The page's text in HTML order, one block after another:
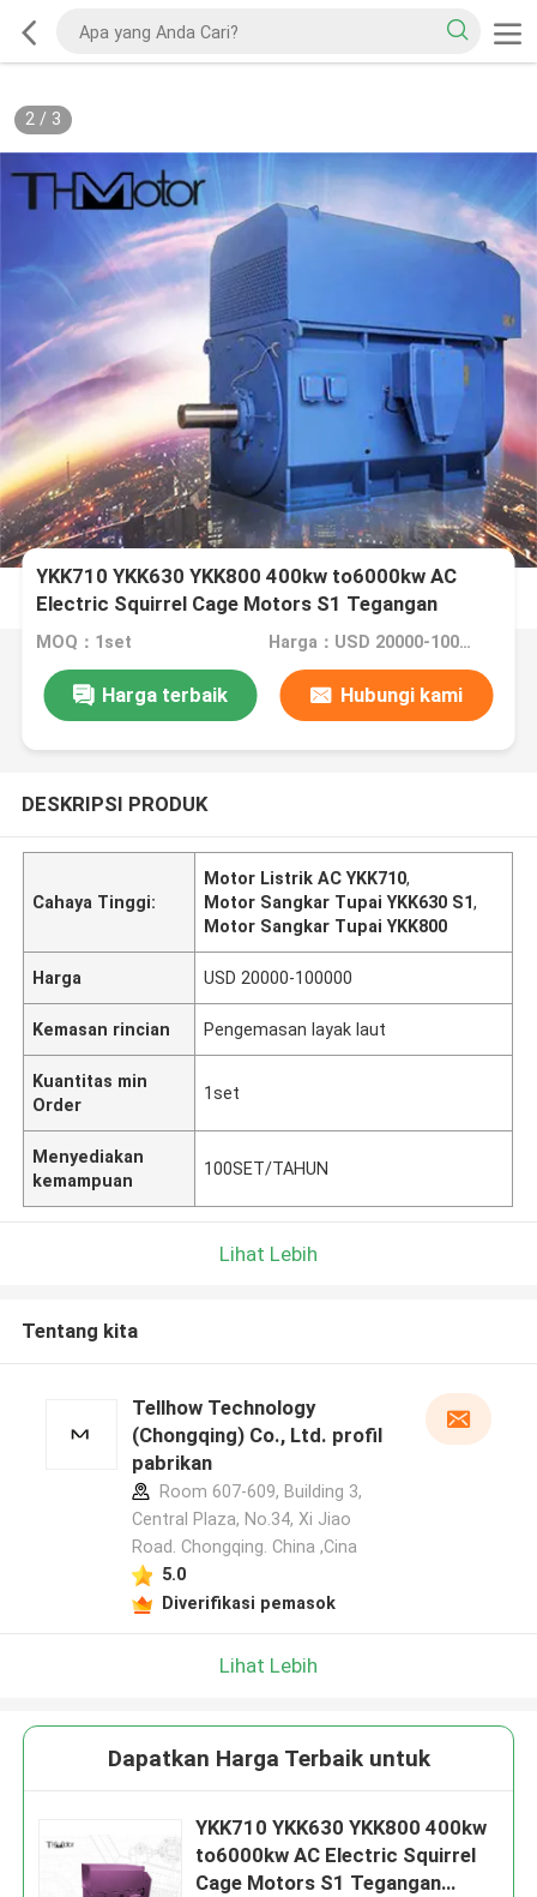
2/ 3
YKK710 YKK630 YKK800 400kw to6000kw AC
Electric Squirrel Cage Motors S1 Tegangan
Tinggi
MOQ：1set Harga：USD 20000-100000
Harga terbaik Hubungi kami
DESKRIPSI PRODUK
Cahaya Tinggi:
Motor Listrik AC YKK710,
Motor Sangkar Tupai YKK630 S1,
Motor Sangkar Tupai YKK800
Harga USD 20000-100000
Kemasan rincian Pengemasan layak laut
Kuantitas min
Order
1set
Menyediakan
kemampuan
100SET/TAHUN
Lihat Lebih
Tentang kita
Tellhow Technology
(Chongqing) Co., Ltd. profil
pabrikan
Room 607-609, Building 3,
Central Plaza, No.34, Xi Jiao
Road. Chongqing. China ,Cina
5.0
Diverifikasi pemasok
Lihat Lebih
Dapatkan Harga Terbaik untuk
YKK710 YKK630 YKK800 400kw
to6000kw AC Electric Squirrel
Cage Motors S1 Tegangan